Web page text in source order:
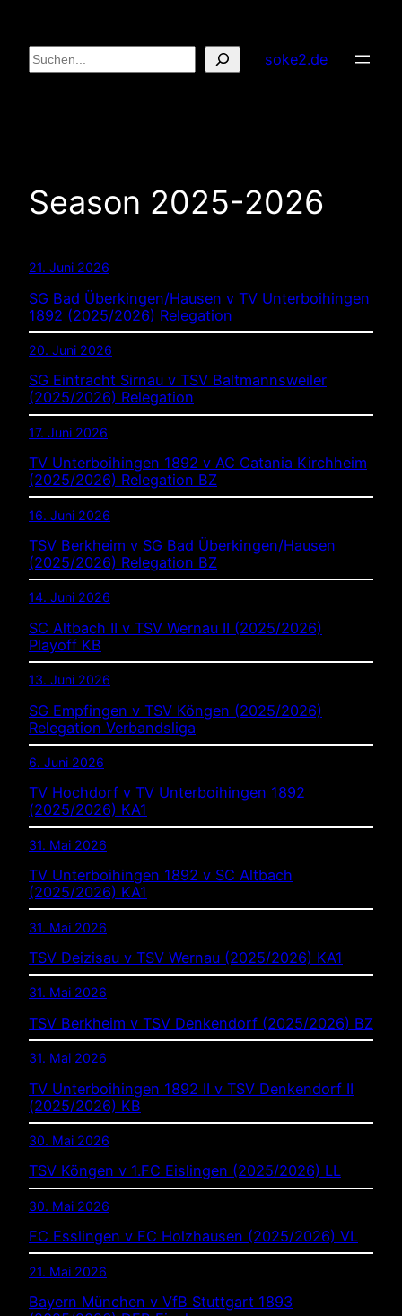
Inhalt
springen
Suchen soke2.de
Season 2025-2026
21. Juni 2026
SG Bad Überkingen/Hausen v TV Unterboihingen
1892 (2025/2026) Relegation
20. Juni 2026
SG Eintracht Sirnau v TSV Baltmannsweiler
(2025/2026) Relegation
17. Juni 2026
TV Unterboihingen 1892 v AC Catania Kirchheim
(2025/2026) Relegation BZ
16. Juni 2026
TSV Berkheim v SG Bad Überkingen/Hausen
(2025/2026) Relegation BZ
14. Juni 2026
SC Altbach II v TSV Wernau II (2025/2026)
Playoff KB
13. Juni 2026
SG Empfingen v TSV Köngen (2025/2026)
Relegation Verbandsliga
6. Juni 2026
TV Hochdorf v TV Unterboihingen 1892
(2025/2026) KA1
31. Mai 2026
TV Unterboihingen 1892 v SC Altbach
(2025/2026) KA1
31. Mai 2026
TSV Deizisau v TSV Wernau (2025/2026) KA1
31. Mai 2026
TSV Berkheim v TSV Denkendorf (2025/2026) BZ
31. Mai 2026
TV Unterboihingen 1892 II v TSV Denkendorf II
(2025/2026) KB
30. Mai 2026
TSV Köngen v 1.FC Eislingen (2025/2026) LL
30. Mai 2026
FC Esslingen v FC Holzhausen (2025/2026) VL
21. Mai 2026
Bayern München v VfB Stuttgart 1893